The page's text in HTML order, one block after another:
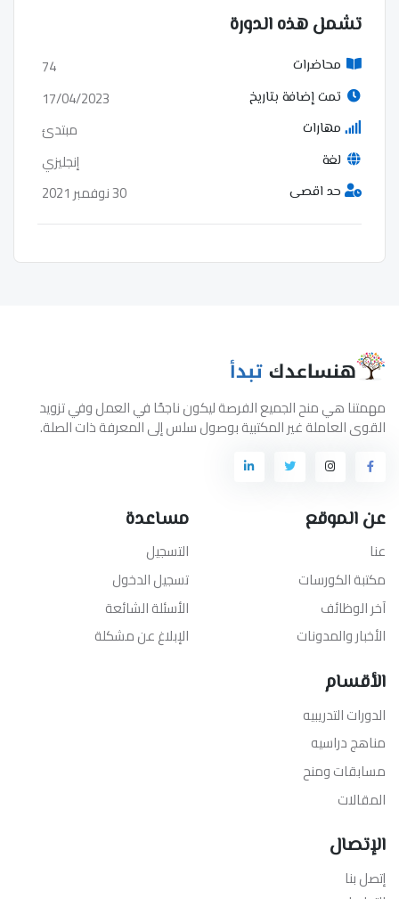
تشمل هذه الدورة
محاضرات 74
تمت إضافة بتاريخ 17/04/2023
مهارات مبتدئ
لغة إنجليزي
حد اقصى 30 نوفمبر 2021
مهمتنا هي منح الجميع الفرصة ليكون ناجحًا في العمل وفي تزويد
القوى العاملة غير المكتبية بوصول سلس إلى المعرفة ذات الصلة.
عن الموقع
عنا
مكتبة الكورسات
آخر الوظائف
الأخبار والمدونات
مساعدة
التسجيل
تسجيل الدخول
الأسئلة الشائعة
الإبلاغ عن مشكلة
الأقسام
الدورات التدريبيه
مناهج دراسيه
مسابقات ومنح
المقالات
الإتصال
إتصل بنا